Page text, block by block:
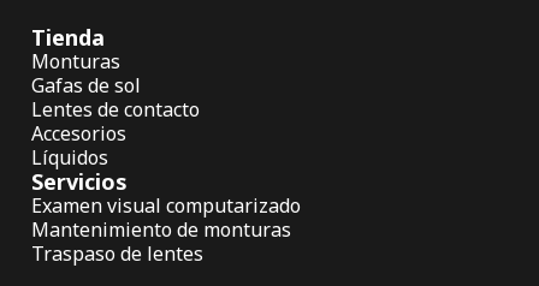
Tienda
Monturas
Gafas de sol
Lentes de contacto
Accesorios
Líquidos
Servicios
Examen visual computarizado
Mantenimiento de monturas
Traspaso de lentes